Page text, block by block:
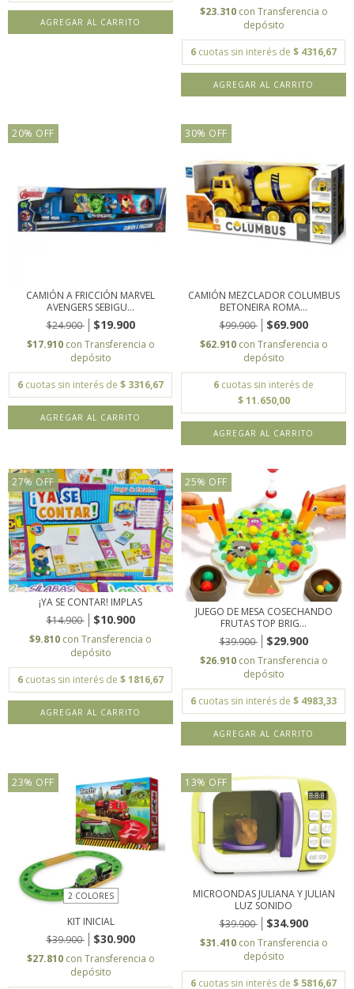
$23.310 con Transferencia o
depósito
6 cuotas sin interés de $ 4316,67
20% OFF
CAMIÓN A FRICCIÓN MARVEL
AVENGERS SEBIGU...
$24.900
$19.900
$17.910 con Transferencia o
depósito
6 cuotas sin interés de $ 3316,67
30% OFF
CAMIÓN MEZCLADOR COLUMBUS
BETONEIRA ROMA...
$99.900
$69.900
$62.910 con Transferencia o
depósito
6 cuotas sin interés de
$ 11.650,00
27% OFF
¡YA SE CONTAR! IMPLAS
$14.900
$10.900
$9.810 con Transferencia o
depósito
6 cuotas sin interés de $ 1816,67
25% OFF
JUEGO DE MESA COSECHANDO
FRUTAS TOP BRIG...
$39.900
$29.900
$26.910 con Transferencia o
depósito
6 cuotas sin interés de $ 4983,33
23% OFF
2 COLORES
KIT INICIAL
$39.900
$30.900
$27.810 con Transferencia o
depósito
13% OFF
MICROONDAS JULIANA Y JULIAN
LUZ SONIDO
$39.900
$34.900
$31.410 con Transferencia o
depósito
6 cuotas sin interés de $ 5816,67